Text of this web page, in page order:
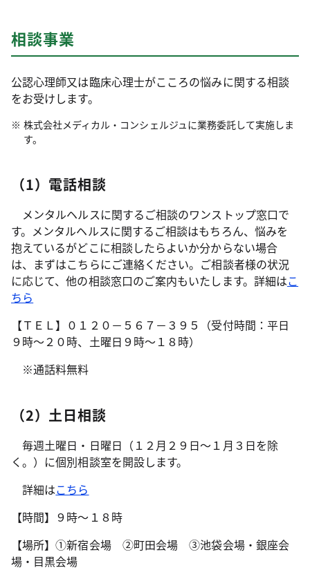
相談事業
公認心理師又は臨床心理士がこころの悩みに関する相談
をお受けします。
株式会社メディカル・コンシェルジュに業務委託して実施しま
す。
（1）電話相談
メンタルヘルスに関するご相談のワンストップ窓口で
す。メンタルヘルスに関するご相談はもちろん、悩みを
抱えているがどこに相談したらよいか分からない場合
は、まずはこちらにご連絡ください。ご相談者様の状況
に応じて、他の相談窓口のご案内もいたします。詳細はこ
ちら
【ＴＥＬ】０１２０－５６７－３９５（受付時間：平日
９時～２０時、土曜日９時～１８時）
※通話料無料
（2）土日相談
毎週土曜日・日曜日（１２月２９日～１月３日を除
く。）に個別相談室を開設します。
詳細はこちら
【時間】９時～１８時
【場所】①新宿会場 ②町田会場 ③池袋会場・銀座会
場・目黒会場